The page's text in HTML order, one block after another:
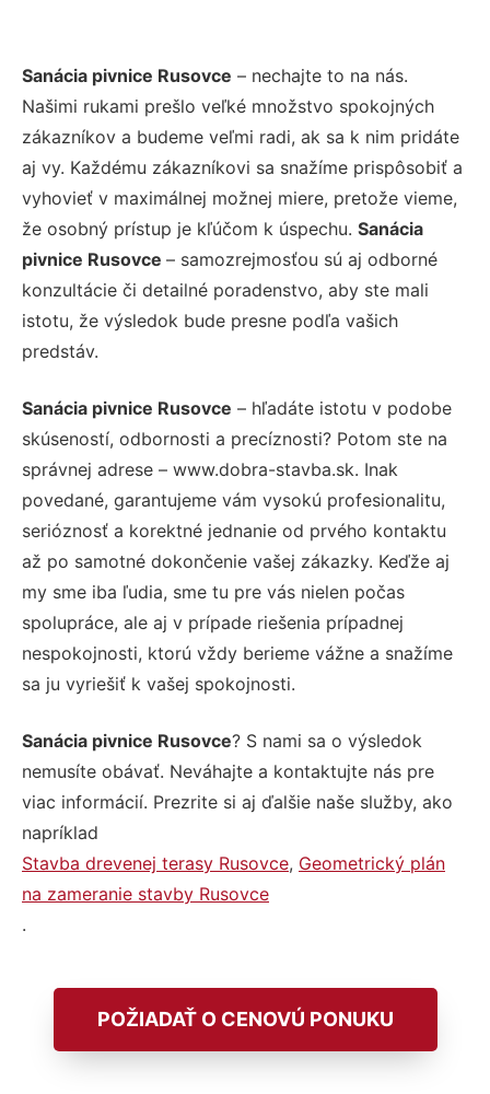
Sanácia pivnice Rusovce – nechajte to na nás.
Našimi rukami prešlo veľké množstvo spokojných
zákazníkov a budeme veľmi radi, ak sa k nim pridáte
aj vy. Každému zákazníkovi sa snažíme prispôsobiť a
vyhovieť v maximálnej možnej miere, pretože vieme,
že osobný prístup je kľúčom k úspechu. Sanácia
pivnice Rusovce – samozrejmosťou sú aj odborné
konzultácie či detailné poradenstvo, aby ste mali
istotu, že výsledok bude presne podľa vašich
predstáv.
Sanácia pivnice Rusovce – hľadáte istotu v podobe
skúseností, odbornosti a precíznosti? Potom ste na
správnej adrese – www.dobra-stavba.sk. Inak
povedané, garantujeme vám vysokú profesionalitu,
serióznosť a korektné jednanie od prvého kontaktu
až po samotné dokončenie vašej zákazky. Keďže aj
my sme iba ľudia, sme tu pre vás nielen počas
spolupráce, ale aj v prípade riešenia prípadnej
nespokojnosti, ktorú vždy berieme vážne a snažíme
sa ju vyriešiť k vašej spokojnosti.
Sanácia pivnice Rusovce? S nami sa o výsledok
nemusíte obávať. Neváhajte a kontaktujte nás pre
viac informácií. Prezrite si aj ďalšie naše služby, ako
napríklad
Stavba drevenej terasy Rusovce, Geometrický plán
na zameranie stavby Rusovce
.
POŽIADAŤ O CENOVÚ PONUKU